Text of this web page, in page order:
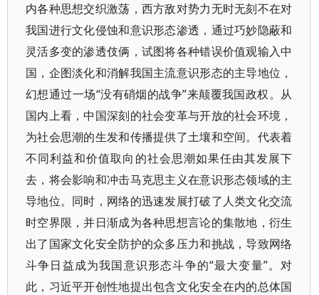
内各种思想交织激荡，西方敌对势力无时无刻不在对
我国进行文化侵蚀和意识形态渗透，通过巧妙隐蔽和
灵活多变的渗透伎俩，试图将各种错误价值观输入中
国，企图淡化和消解我国主流意识形态的主导地位，
幻想通过一场“没有硝烟的战争”来颠覆我国政权。从
国内上看，中国深刻的社会变革与开放的社会环境，
为社会思潮的生发和传播提供了土壤和空间。代表着
不同利益和价值取向的社会思潮如果任由其发展下
去，将会影响和冲击马克思主义在意识形态领域的主
导地位。同时，网络的迅速发展打破了人类文化交流
时空界限，并日渐成为各种思想言论的集散地，衍生
出了国家文化安全防护的众多压力和挑战，导致网络
斗争日益成为我国意识形态斗争的“最大变量”。对
此，习近平开创性地提出包含文化安全在内的总体国